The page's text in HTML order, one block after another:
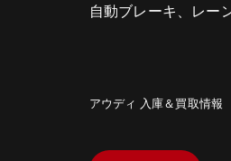
自動ブレーキ、レー
アウディ 入庫＆買取情報